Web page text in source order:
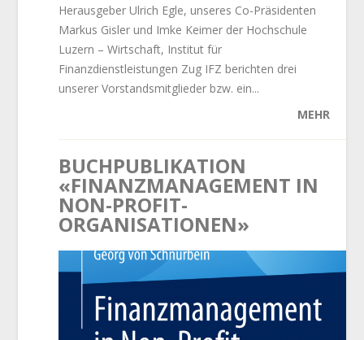
Herausgeber Ulrich Egle, unseres Co-Präsidenten
Markus Gisler und Imke Keimer der Hochschule
Luzern – Wirtschaft, Institut für
Finanzdienstleistungen Zug IFZ berichten drei
unserer Vorstandsmitglieder bzw. ein...
MEHR
BUCHPUBLIKATION
«FINANZMANAGEMENT IN
NON-PROFIT-
ORGANISATIONEN»